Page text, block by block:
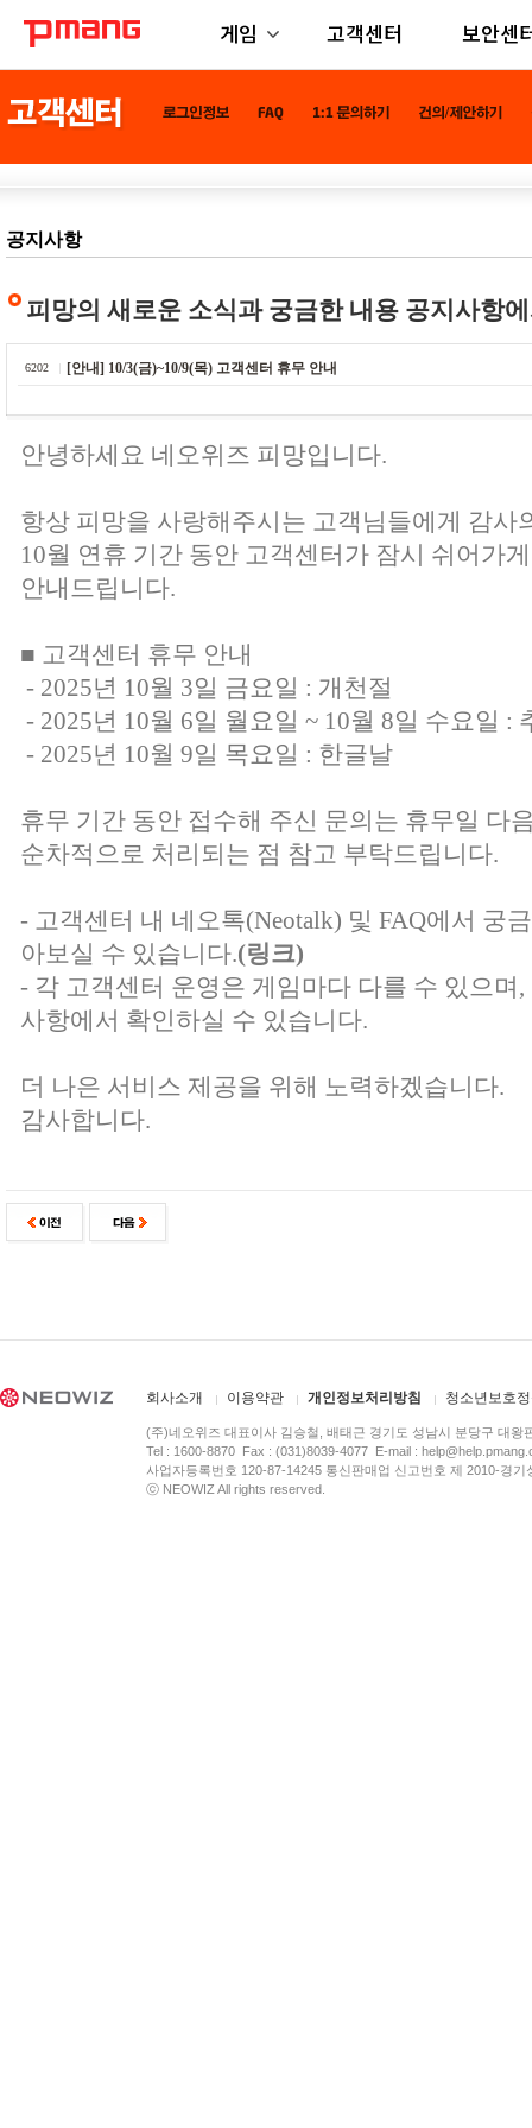
게임 고객센터 보안센
공지사항
피망의 새로운 소식과 궁금한 내용 공지사항
6202 [안내] 10/3(금)~10/9(목) 고객센터 휴무 안내
안녕하세요 네오위즈 피망입니다.
항상 피망을 사랑해주시는 고객님들에게 감사
10월 연휴 기간 동안 고객센터가 잠시 쉬어가
안내드립니다.
■ 고객센터 휴무 안내
- 2025년 10월 3일 금요일 : 개천절
- 2025년 10월 6일 월요일 ~ 10월 8일 수요일 :
- 2025년 10월 9일 목요일 : 한글날
휴무 기간 동안 접수해 주신 문의는 휴무일 다
순차적으로 처리되는 점 참고 부탁드립니다.
- 고객센터 내 네오톡(Neotalk) 및 FAQ에서 궁
아보실 수 있습니다.(링크)
- 각 고객센터 운영은 게임마다 다를 수 있으며
사항에서 확인하실 수 있습니다.
더 나은 서비스 제공을 위해 노력하겠습니다.
감사합니다.
회사소개 이용약관 개인정보처리방침 청소년보호
(주)네오위즈 대표이사 김승철, 배태근 경기도 성남시 분당구 대왕
Tel : 1600-8870 Fax : (031)8039-4077 E-mail :
사업자등록번호 120-87-14245 통신판매업 신고번호 제 2010-경
ⓒ NEOWIZ All rights reserved.